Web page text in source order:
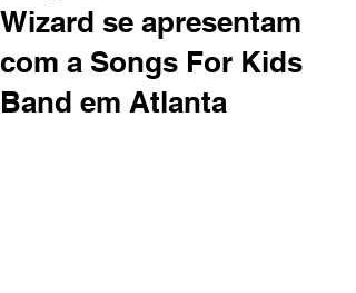
Wizard se apresentam
com a Songs For Kids
Band em Atlanta